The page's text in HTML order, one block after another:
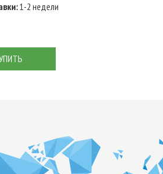
1-2 недели